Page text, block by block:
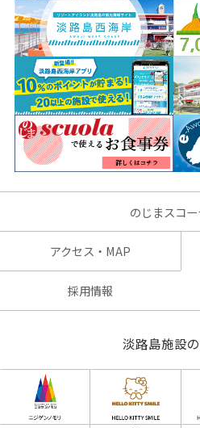
のじまスコ
アクセス・MAP
採用情報
淡路島施設